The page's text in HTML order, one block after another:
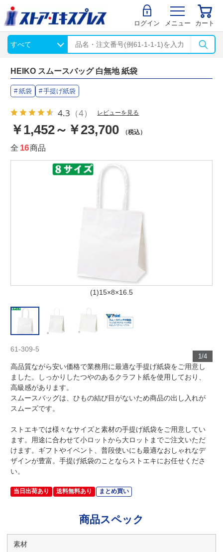
ログイン メニュー カート
HEIKO スムースバッグ 白無地 紙袋
紙袋 手提げ紙袋
4.3 （4） レビューを見る
￥1,452～￥23,700 （税込）
全 16商品
(1)15×8×16.5
1/4
61-309-5
高品質ながら安い価格で業務用に最適な手提げ紙袋をご用意し
ました。しっかりしたつやのあるクラフト紙を使用しており、
高級感があります。
スムースバッグは、ひもの結び目がないため商品の出し入れが
スムーズです。
ストエキでは様々なサイズと素材の手提げ紙袋をご用意してい
ます。用途に合わせて小ロットから大ロットまでご注文いただ
けます。ギフトやイベント、普段使いにも最適なおしゃれなデ
ザインが豊富。手提げ紙袋のことならストエキにお任せくださ
い。
当日出荷あり 送料無料あり まとめ買い
商品スペック
素材